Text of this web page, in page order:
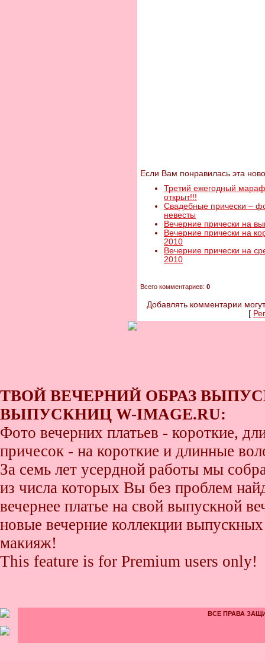
Если Вам понравилась эта
Третий ежегодный
открыт!!!
Свадебные прически –
невесты
Вечерние прически на
Вечерние прически на
2010
Вечерние прически на
2010
Всего комментариев: 0
Добавлять комментарии
[
ТВОЙ ВЕЧЕРНИЙ ОБРАЗ
ВЫПУСКНИЦ W-IMAGE.RU:
Фото вечерних платьев - короткие,
причесок - на короткие и длинные
За семь лет усердной работы мы
из числа которых Вы без проблем
вечернее платье на свой выпускной
новые вечерние коллекции
макияж!
This feature is for Premium users only!
ВСЕ ПРАВА